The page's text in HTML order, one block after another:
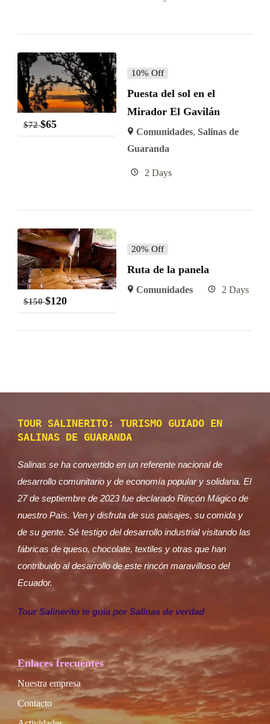
$72 $65
10% Off
Puesta del sol en el
Mirador El Gavilán
Comunidades, Salinas de
Guaranda
2 Days
$150 $120
20% Off
Ruta de la panela
Comunidades 2 Days
TOUR SALINERITO: TURISMO GUIADO EN
SALINAS DE GUARANDA
Salinas se ha convertido en un referente nacional de
desarrollo comunitario y de economía popular y solidaria. El
27 de septiembre de 2023 fue declarado Rincón Mágico de
nuestro País. Ven y disfruta de sus paisajes, su comida y
de su gente. Sé testigo del desarrollo industrial visitando las
fábricas de queso, chocolate, textiles y otras que han
contribuido al desarrollo de este rincón maravilloso del
Ecuador.
Tour Salinerito te guia por Salinas de verdad
Enlaces frecuentes
Nuestra empresa
Contacto